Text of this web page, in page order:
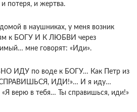
потеря, и жертва.
в наушниках, у меня возник
к БОГУ И К ЛЮБВИ через
мне говорят: «Иди».
ИДУ по воде к БОГУ… Как Петр из
ИДИ!»… И я иду…
верю в тебя… Ты справишься, иди!»